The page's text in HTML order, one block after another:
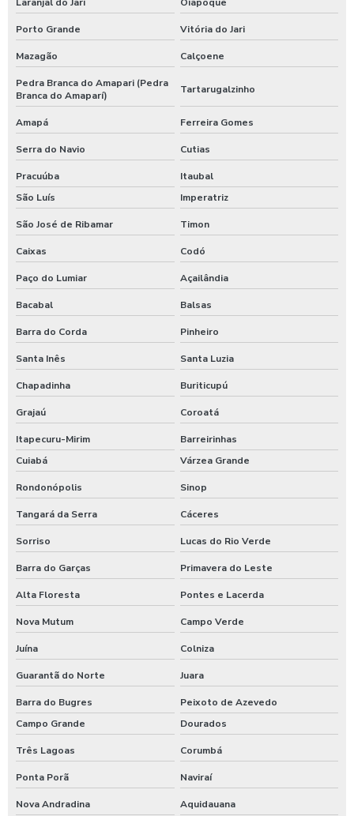
Porto Grande Vitória do Jari
Mazagão Calçoene
Pedra Branca do Amapari (Pedra
Branca do Amaparí)
Tartarugalzinho
Amapá Ferreira Gomes
Serra do Navio Cutias
Pracuúba
Itaubal
São Luís
Imperatriz
São José de Ribamar Timon
Caixas Codó
Paço do Lumiar Açailândia
Bacabal Balsas
Barra do Corda Pinheiro
Santa Inês Santa Luzia
Chapadinha Buriticupú
Grajaú Coroatá
Itapecuru-Mirim
Barreirinhas
Cuiabá
Várzea Grande
Rondonópolis Sinop
Tangará da Serra Cáceres
Sorriso Lucas do Rio Verde
Barra do Garças Primavera do Leste
Alta Floresta Pontes e Lacerda
Nova Mutum Campo Verde
Juína Colniza
Guarantã do Norte Juara
Barra do Bugres
Peixoto de Azevedo
Campo Grande
Dourados
Três Lagoas Corumbá
Ponta Porã Naviraí
Nova Andradina Aquidauana